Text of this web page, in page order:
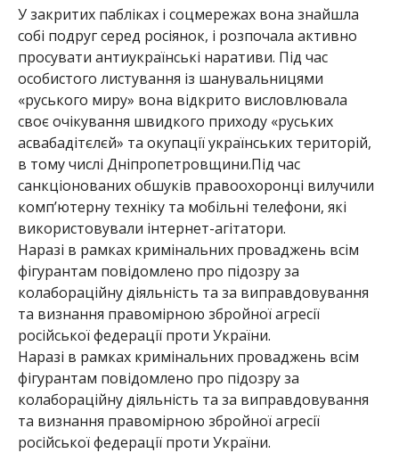
У закритих пабліках і соцмережах вона знайшла
собі подруг серед росіянок, і розпочала активно
просувати антиукраїнські наративи. Під час
особистого листування із шанувальницями
«руського миру» вона відкрито висловлювала
своє очікування швидкого приходу «руських
асвабадітєлєй» та окупації українських територій,
в тому числі Дніпропетровщини.Під час
санкціонованих обшуків правоохоронці вилучили
комп’ютерну техніку та мобільні телефони, які
використовували інтернет-агітатори.
Наразі в рамках кримінальних проваджень всім
фігурантам повідомлено про підозру за
колабораційну діяльність та за виправдовування
та визнання правомірною збройної агресії
російської федерації проти України.
Наразі в рамках кримінальних проваджень всім
фігурантам повідомлено про підозру за
колабораційну діяльність та за виправдовування
та визнання правомірною збройної агресії
російської федерації проти України.